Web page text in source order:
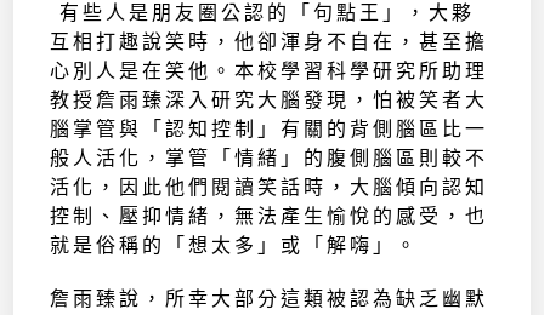
有些人是朋友圈公認的「句點王」，大夥
互相打趣說笑時，他卻渾身不自在，甚至擔
心別人是在笑他。本校學習科學研究所助理
教授詹雨臻深入研究大腦發現，怕被笑者大
腦掌管與「認知控制」有關的背側腦區比一
般人活化，掌管「情緒」的腹側腦區則較不
活化，因此他們閱讀笑話時，大腦傾向認知
控制、壓抑情緒，無法產生愉悅的感受，也
就是俗稱的「想太多」或「解嗨」。
詹雨臻說，所幸大部分這類被認為缺乏幽默